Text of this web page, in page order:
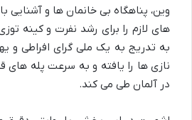
وین، پناهگاه بی خانمان ها و آشنایی
های لازم را برای رشد نفرت و کینه
به تدریج به یک ملی گرای افراطی و
نازی ها را یافته و به سرعت پله
در آلمان طی می کند.